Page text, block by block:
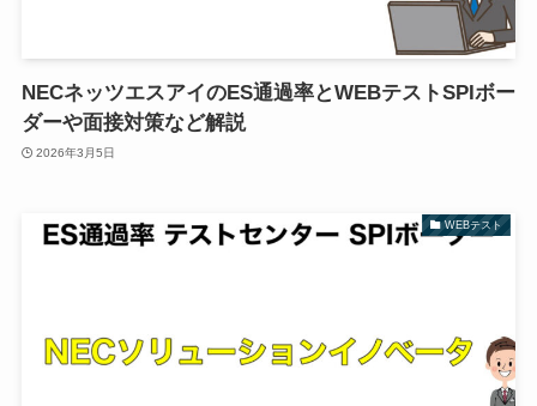
NECネッツエスアイのES通過率とWEBテストSPIボー
ダーや面接対策など解説
2026年3月5日
WEBテスト